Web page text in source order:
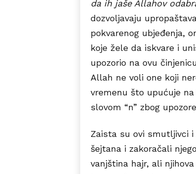
da ih jaše Allahov
dozvoljavaju
pokvarenog ubjeđenja,
koje žele da iskvare i
upozorio na ovu
Allah ne voli one koji
vremenu što upućuje
slovom “n” zbog
Zaista su ovi smutljivci
šejtana i zakoračali
vanjština hajr, ali